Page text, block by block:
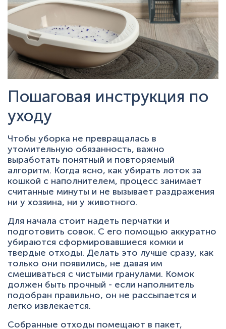
Пошаговая инструкция по
уходу
Чтобы уборка не превращалась в
утомительную обязанность, важно
выработать понятный и повторяемый
алгоритм. Когда ясно, как убирать лоток за
кошкой с наполнителем, процесс занимает
считанные минуты и не вызывает раздражения
ни у хозяина, ни у животного.
Для начала стоит надеть перчатки и
подготовить совок. С его помощью аккуратно
убираются сформировавшиеся комки и
твердые отходы. Делать это лучше сразу, как
только они появились, не давая им
смешиваться с чистыми гранулами. Комок
должен быть прочный - если наполнитель
подобран правильно, он не рассыпается и
легко извлекается.
Собранные отходы помещают в пакет,